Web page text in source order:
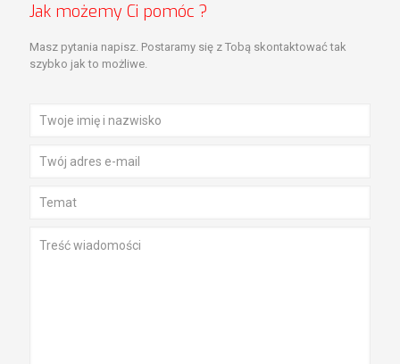
Jak możemy Ci pomóc ?
Masz pytania napisz. Postaramy się z Tobą skontaktować tak
szybko jak to możliwe.